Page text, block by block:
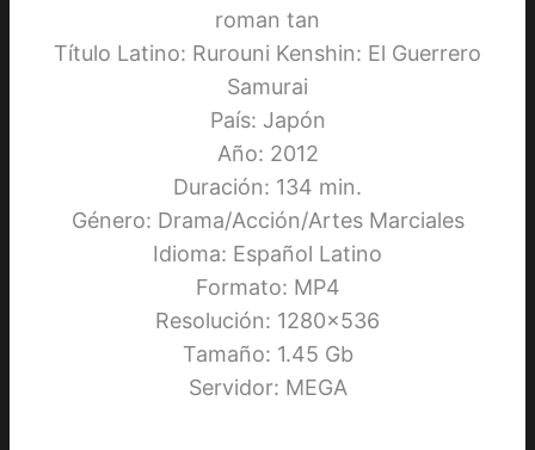
roman tan
Título Latino: Rurouni Kenshin: El Guerrero
Samurai
País: Japón
Año: 2012
Duración: 134 min.
Género: Drama/Acción/Artes Marciales
Idioma: Español Latino
Formato: MP4
Resolución: 1280×536
Tamaño: 1.45 Gb
Servidor: MEGA